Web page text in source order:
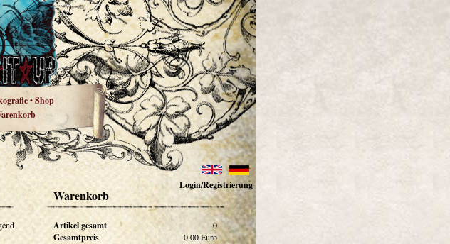
•Shop
Login/Registrierung
Warenkorb
Artikel gesamt 0
Gesamtpreis 0,00Euro